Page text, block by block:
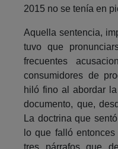
2015 no se tenía en
Aquella sentencia,
tuvo que
frecuentes
consumidores de
hiló fino al abordar
documento, que,
La doctrina que
lo que falló
tres párrafos que